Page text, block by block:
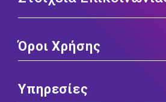
Όροι Χρήσης
Υπηρεσίες